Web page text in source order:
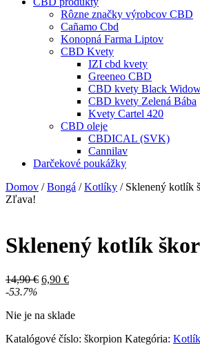
Rôzne značky výrobcov CBD
Cañamo Cbd
Konopná Farma Liptov
CBD Kvety
IZI cbd kvety
Greeneo CBD
CBD kvety Black
CBD kvety Zelená Bába
Kvety Cartel 420
CBD oleje
CBDICAL (SVK)
Cannilav
Darčekové poukážky
Domov /Bongá /Kotlíky / Sklenený kotlík
Zľava!
Sklenený kotlík
14,90€ Pôvodná
14,90 €.
6,90 €Aktuálna
6,90 €.
-53.7%
Nie je na sklade
Katalógové číslo: škorpion Kategória: